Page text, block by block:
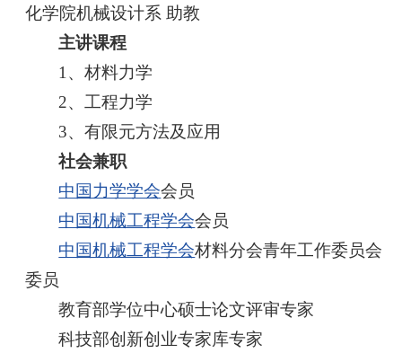
化学院机械设计系 助教
主讲课程
1、材料力学
2、工程力学
3、有限元方法及应用
社会兼职
中国力学学会会员
中国机械工程学会会员
中国机械工程学会材料分会青年工作委员会
委员
教育部学位中心硕士论文评审专家
科技部创新创业专家库专家